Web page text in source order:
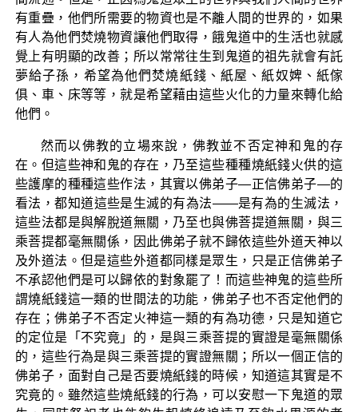
有重疊，他們所需要的物資也是不離人間的世界的，如果
有人為他們焚燒物資讓他們取得，餓鬼道中的生活也就感
覺上有明顯的改善；所以常常往生到鬼道的祖先就會有託
夢給子孫，希望為他們焚燒紙錢、紙屋、紙奴婢、紙傢
俱、車、床等等，就是希望藉由這些火化的力量來轉化給
他們。
然而以佛教的立場來說，佛教並不否定神和鬼的存
在。但這些神和鬼的存在，乃至這些種種燒紙錢火供的這
些護摩的種種這些作法，其實以佛弟子—正信佛弟子—的
看法，都知道這些是生滅的有為法——是有為的生滅法，
這些法都是與解脫道無關，乃至也與佛菩提道無關，與三
乘菩提都毫無關係，因此佛弟子就不歸依這些外道天神以
及外道法。但是這些外道都同樣是眾生，只是正信佛弟子
不承認他們是可以歸依的對象罷了！而這些神鬼的這些所
謂燒紙錢這一類的世間法的功能，佛弟子也不否定他們的
存在；佛弟子不否定火神這一類的有為功德，只是知道它
的定位是「不究竟」的，是與三乘菩提的實證是毫無關係
的，這些行為是與三乘菩提的實證無關；所以一個正信的
佛弟子，面對自己是否要燒紙錢的時候，知道這其實是不
究竟的。雖然這些燒紙錢的行為，可以安慰一下鬼道的眾